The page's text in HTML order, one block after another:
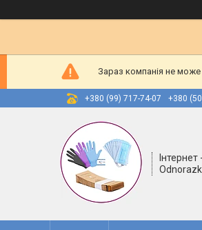
Зараз компанія не
+380 (99) 717-74-07 +380